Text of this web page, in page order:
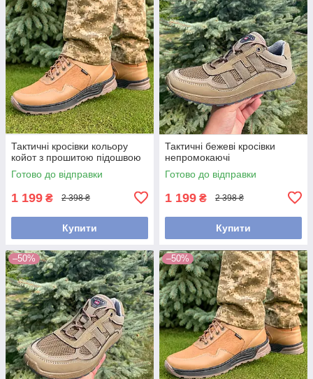
Тактичні кросівки кольору
койот з прошитою підошвою
Готово до відправки
1 199 ₴ 2 398 ₴
Купити
Тактичні бежеві кросівки
непромокаючі
Готово до відправки
1 199 ₴ 2 398 ₴
Купити
–50% –50%